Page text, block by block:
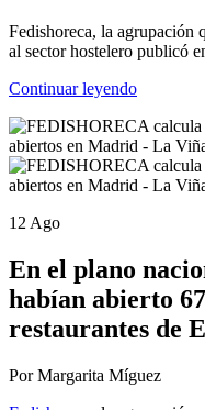
Fedishoreca, la agrupación
al sector hostelero publicó
Continuar leyendo
12 Ago
En el plano
habían abierto
restaurantes de
Por Margarita Míguez